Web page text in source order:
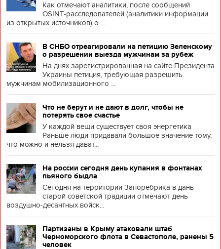
Как отмечают аналитики, после сообщений
OSINT-расследователей (аналитики информации
из открытых источников) о ...
В СНБО отреагировали на петицию Зеленскому
о разрешении выезда мужчинам за рубеж
На днях зарегистрированная на сайте Президента
Украины петиция, требующая разрешить
мужчинам мобилизационного ...
Что не берут и не дают в долг, чтобы не
потерять свое счастье
У каждой вещи существует своя энергетика
Раньше люди придавали большое значение тому,
что можно и нельзя дават...
На россии сегодня день купания в фонтанах
пьяного быдла
Сегодня на территории Запоребрика в дань
старой советской традиции отмечают день
воздушно-десантных войск...
Партизаны в Крыму атаковали штаб
Черноморского флота в Севастополе, ранены 5
человек